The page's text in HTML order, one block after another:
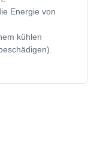
Energie von
kühlen